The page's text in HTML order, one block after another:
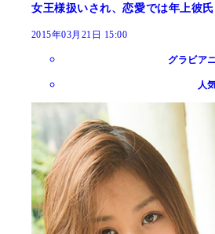
女王様扱いされ、恋愛では年上彼
2015年03月21日 15:00
グラビア
人